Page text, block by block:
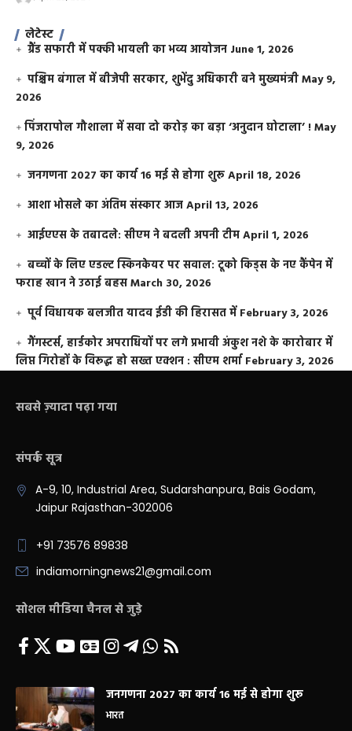
लेटेस्ट
ग्रैंड सफारी में पक्की भायली का भव्य आयोजन June 1, 2026
पश्चिम बंगाल में बीजेपी सरकार, शुभेंदु अधिकारी बने मुख्यमंत्रीMay 9,
2026
​पिंजरापोल गौशाला में सवा दो करोड़ का बड़ा ‘अनुदान घोटाला’ !May
9, 2026
जनगणना 2027 का कार्य 16 मई से होगा शुरूApril 18, 2026
आशा भोसले का अंतिम संस्कार आजApril 13, 2026
आईएएस के तबादले: सीएम ने बदली अपनी टीमApril 1, 2026
बच्चों के लिए एडल्ट स्किनकेयर पर सवाल: टूको किड्स के नए कैंपेन में
फराह खान ने उठाई बहसMarch 30, 2026
पूर्व विधायक बलजीत यादव ईडी की हिरासत में February 3, 2026
गैंगस्टर्स, हार्डकोर अपराधियों पर लगे प्रभावी अंकुश नशे के कारोबार में
लिप्त गिरोहों के विरूद्ध हो सख्त एक्शन : सीएम शर्मा February 3, 2026
सबसे ज़्यादा पढ़ा गया
संपर्क सूत्र
A-9, 10, Industrial Area, Sudarshanpura, Bais Godam,
Jaipur Rajasthan-302006
+91 73576 89838
indiamorningnews21@gmail.com
सोशल मीडिया चैनल से जुड़े
जनगणना 2027 का कार्य 16 मई से होगा शुरू
भारत